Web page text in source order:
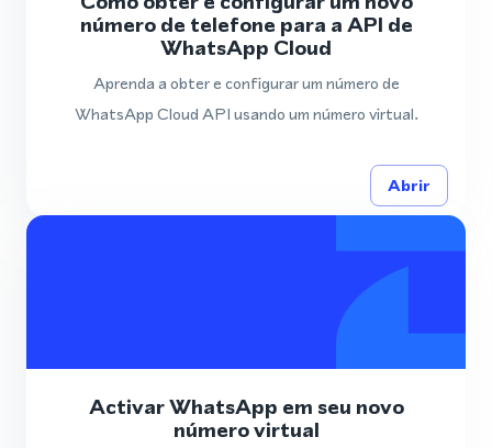
número de telefone para a API de
WhatsApp Cloud
Aprenda a obter e configurar um número de
WhatsApp Cloud API usando um número virtual.
Abrir
Activar WhatsApp em seu novo
número virtual